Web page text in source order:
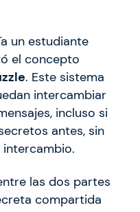
un estudiante
el concepto
. Este sistema
intercambiar
incluso si
antes, sin
intercambio.
las dos partes
compartida